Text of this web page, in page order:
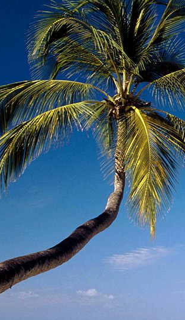
Dr. Göllner
2081 Piliscsaba,
e-mail:
telefonszám:
Dr. Göllner
2081 Piliscsaba,
e-mail:
telefonszám:
adószám: